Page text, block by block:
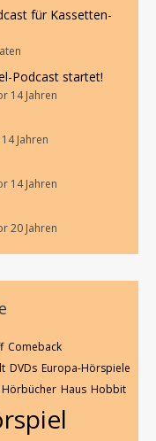
für Kassetten-
Podcast startet!
14 Jahren
Jahren
14 Jahren
20 Jahren
Comeback
DVDs Europa-Hörspiele
Hörbücher Haus Hobbit